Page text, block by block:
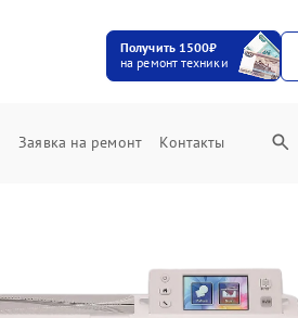
Получить 1500₽
на ремонт техники
Заявка на ремонт Контакты